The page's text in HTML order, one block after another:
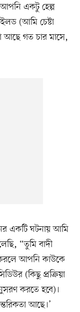
একটু হেল্প
(আমি চেষ্টা
আছে গত চার মাসে,
একটি ঘটনায় আমি
“তুমি বাদী
আপনি কাউকে
(কিছু প্রক্রিয়া
করতে হবে)।
আছে।’